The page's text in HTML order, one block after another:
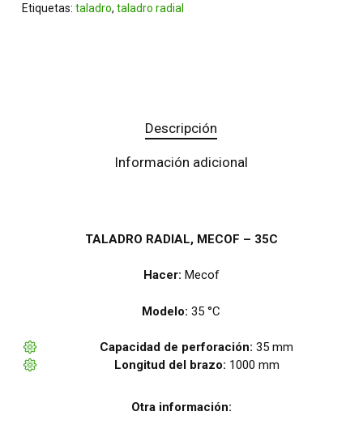
Etiquetas: taladro, taladro radial
Descripción
Información adicional
TALADRO RADIAL, MECOF – 35C
Hacer: Mecof
Modelo: 35 °C
Capacidad de perforación: 35 mm
Longitud del brazo: 1000 mm
Otra información: